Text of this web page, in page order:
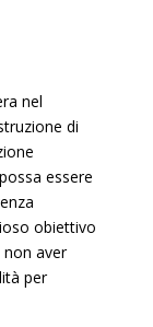
nel
di
essere
obiettivo
non aver
per